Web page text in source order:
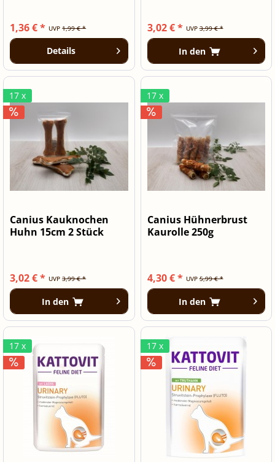
UVP1,99 € *
1,36 € *
Details
UVP3,99 € *
3,02 € *
In den
17 x
Canius Kauknochen
Huhn 15cm 2 Stück
UVP3,99 € *
3,02 € *
In den
17 x
Canius Hühnerbrust
Kaurolle 250g
UVP5,99 € *
4,30 € *
In den
17 x 17 x